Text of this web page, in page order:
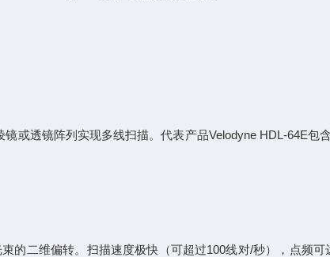
或透镜阵列实现多线扫描。代表产品Velodyne HDL-64E包
的二维偏转。扫描速度极快（可超过100线对/秒），点频